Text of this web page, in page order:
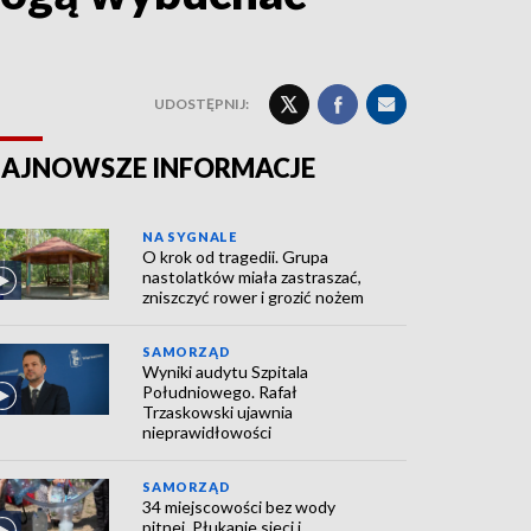
UDOSTĘPNIJ:
INFORMACJE
NA SYGNALE
O krok od tragedii. Grupa
nastolatków miała zastraszać,
zniszczyć rower i grozić nożem
SAMORZĄD
Wyniki audytu Szpitala
Południowego. Rafał
Trzaskowski ujawnia
nieprawidłowości
SAMORZĄD
34 miejscowości bez wody
pitnej. Płukanie sieci i